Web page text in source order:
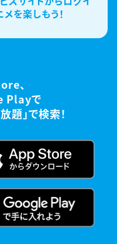
を楽しもう！
、
Playで
題」で検索！